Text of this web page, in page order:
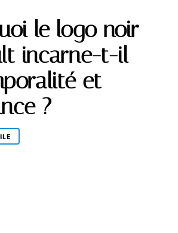
le logo noir
incarne-t-il
et
?